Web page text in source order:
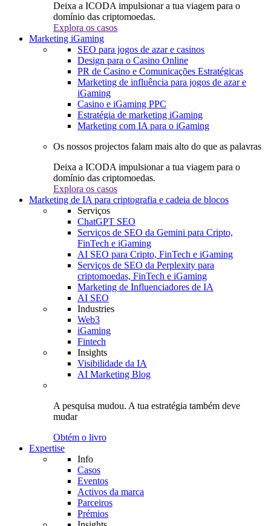
Deixa a ICODA impulsionar a tua viagem para o
domínio das criptomoedas.
Explora os casos
Marketing iGaming
SEO para jogos de azar e casinos
Design para o Casino Online
PR de Casino e Comunicações Estratégicas
Marketing de influência para jogos de azar e
iGaming
Casino e iGaming PPC
Estratégia de marketing iGaming
Marketing com IA para o iGaming
Os nossos projectos falam mais alto do que as palavras
Deixa a ICODA impulsionar a tua viagem para o
domínio das criptomoedas.
Explora os casos
Marketing de IA para criptografia e cadeia de blocos
Serviços
ChatGPT SEO
Serviços de SEO da Gemini para Cripto,
FinTech e iGaming
AI SEO para Cripto, FinTech e iGaming
Serviços de SEO da Perplexity para
criptomoedas, FinTech e iGaming
Marketing de Influenciadores de IA
AI SEO
Industries
Web3
iGaming
Fintech
Insights
Visibilidade da IA
AI Marketing Blog
A pesquisa mudou. A tua estratégia também deve
mudar
Obtém o livro
Expertise
Info
Casos
Eventos
Activos da marca
Parceiros
Prémios